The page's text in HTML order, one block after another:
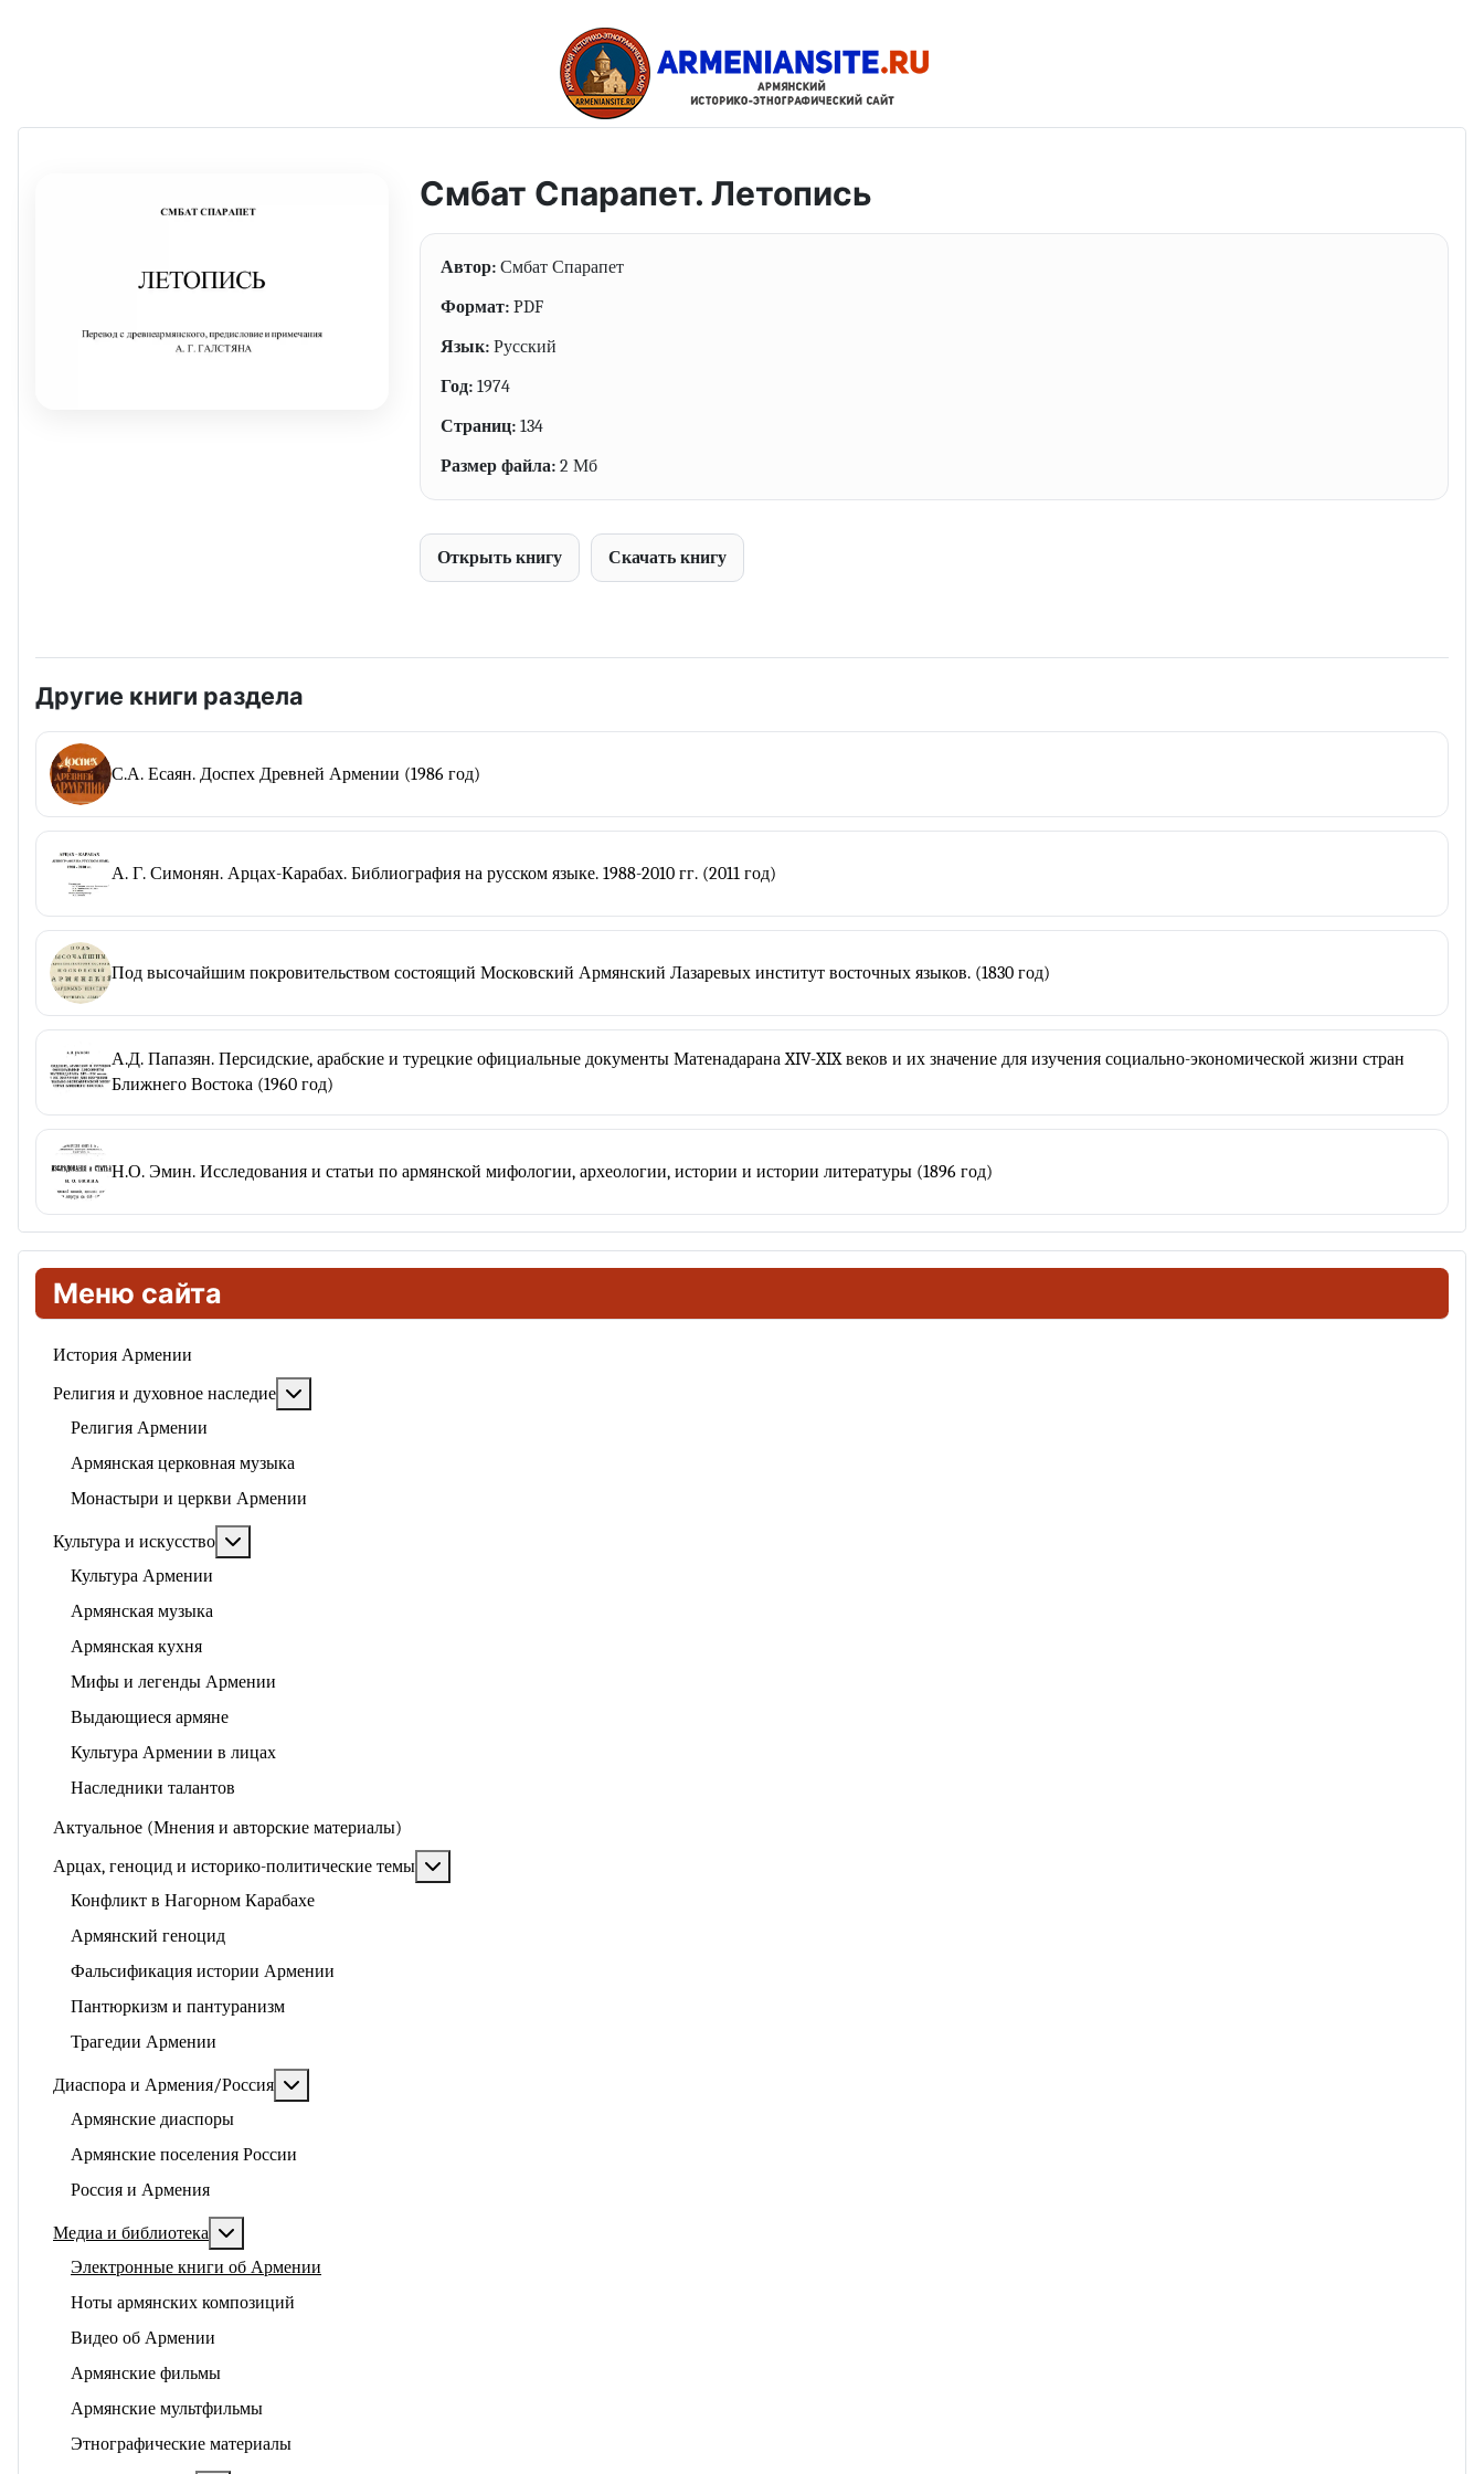
Меню сайта
История Армении
Религия и духовное наследие
Религия Армении
Армянская церковная музыка
Монастыри и церкви Армении
Культура и искусство
Культура Армении
Армянская музыка
Армянская кухня
Мифы и легенды Армении
Выдающиеся армяне
Культура Армении в лицах
Наследники талантов
Актуальное (Мнения и авторские материалы)
Арцах, геноцид и историко-политические темы
Конфликт в Нагорном Карабахе
Армянский геноцид
Фальсификация истории Армении
Пантюркизм и пантуранизм
Трагедии Армении
Диаспора и Армения/Россия
Армянские диаспоры
Армянские поселения России
Россия и Армения
Медиа и библиотека
Электронные книги об Армении
Ноты армянских композиций
Видео об Армении
Армянские фильмы
Армянские мультфильмы
Этнографические материалы
Смбат Спарапет. Летопись
Автор: Смбат Спарапет
Формат: PDF
Язык: Русский
Год: 1974
Страниц: 134
Размер файла: 2 Мб
Открыть книгу Скачать книгу
Другие книги раздела
С.А. Есаян. Доспех Древней Армении (1986 год)
А. Г. Симонян. Арцах-Карабах. Библиография на русском языке. 1988-2010 гг. (2011 год)
Под высочайшим покровительством состоящий Московский Армянский Лазаревых институт восточных языков. (1830 год)
А.Д. Папазян. Персидские, арабские и турецкие официальные документы Матенадарана XIV-XIX веков и их значение для изучения социально-экономической жизни стран
Ближнего Востока (1960 год)
Н.О. Эмин. Исследования и статьи по армянской мифологии, археологии, истории и истории литературы (1896 год)